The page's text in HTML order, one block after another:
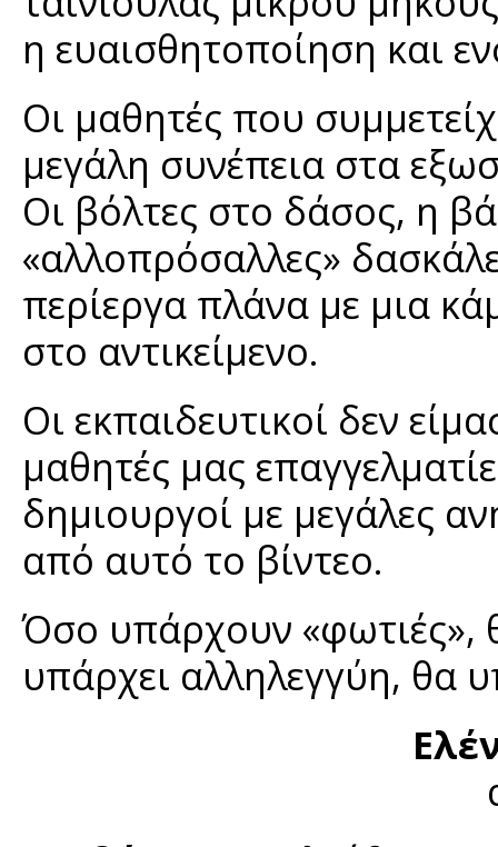
η ευαισθητοποίηση και
Οι μαθητές που
μεγάλη συνέπεια στα
Οι βόλτες στο δάσος, η
«αλλοπρόσαλλες»
περίεργα πλάνα με μια
στο αντικείμενο.
Οι εκπαιδευτικοί δεν
μαθητές μας
δημιουργοί με μεγάλες
από αυτό το βίντεο.
Όσο υπάρχουν «φωτιές»,
υπάρχει αλληλεγγύη, θα